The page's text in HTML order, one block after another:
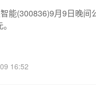
能(300836)9月9日晚
16:52